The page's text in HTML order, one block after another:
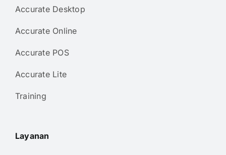
Accurate Desktop
Accurate Online
Accurate POS
Accurate Lite
Training
Layanan